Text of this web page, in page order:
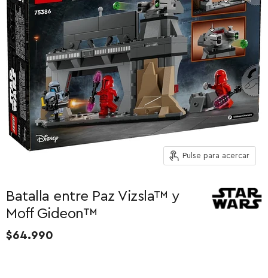
Pulse para acercar
Batalla entre Paz Vizsla™ y
Moff Gideon™
$64.990